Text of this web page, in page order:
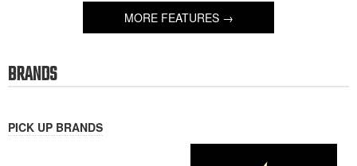
MORE FEATURES →
BRANDS
PICK UP BRANDS